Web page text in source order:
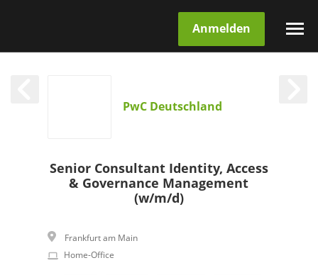
Anmelden
PwC Deutschland
Senior Consultant Identity, Access
& Governance Management
(w/m/d)
Frankfurt am Main
Home-Office